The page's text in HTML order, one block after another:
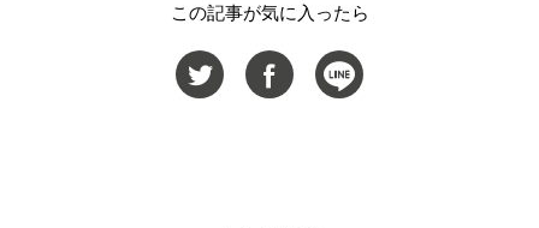
この記事が気に入ったら